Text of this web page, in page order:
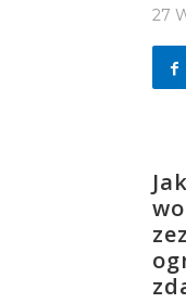
27